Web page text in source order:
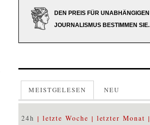
DEN PREIS FÜR UNABHÄNGIGEN
JOURNALISMUS BESTIMMEN SIE.
MEISTGELESEN NEU
24h letzte Woche letzter Monat